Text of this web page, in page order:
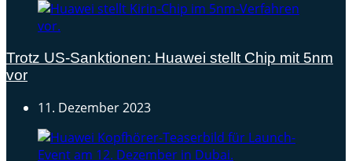
Trotz US-Sanktionen: Huawei stellt Chip mit 5nm
vor
11. Dezember 2023